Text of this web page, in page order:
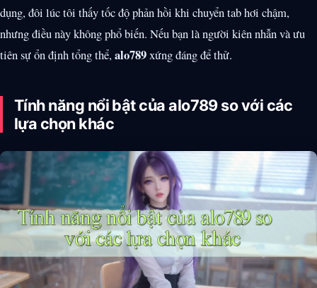
dụng, đôi lúc tôi thấy tốc độ phản hồi khi chuyển tab hơi chậm,
nhưng điều này không phổ biến. Nếu bạn là người kiên nhẫn và ưu
tiên sự ổn định tổng thể, alo789xứng đáng để thử.
Tính năng nổi bật của alo789 so với các
lựa chọn khác